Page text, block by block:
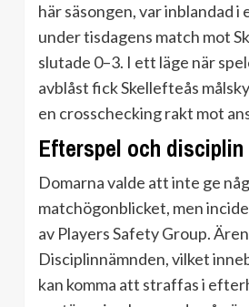
här säsongen, var inblandad i
under tisdagens match mot
slutade 0–3. I ett läge när
avblåst fick Skellefteås
en crosschecking rakt mot
Efterspel och disciplin
Domarna valde att inte ge
matchögonblicket, men
av Players Safety Group.
Disciplinnämnden, vilket
kan komma att straffas i